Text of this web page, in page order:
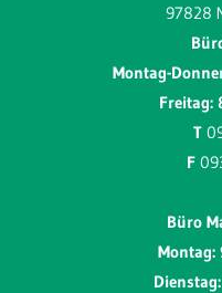
97828
Montag-
Freitag:
T
F
Büro
Montag: